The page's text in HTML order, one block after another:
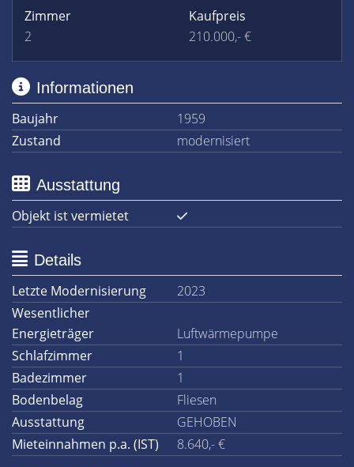
Zimmer
2
Kaufpreis
210.000,- €
Informationen
Baujahr
1959
Zustand
modernisiert
Ausstattung
Objekt ist vermietet
Details
Letzte Modernisierung
2023
Wesentlicher
Energieträger
Luftwärmepumpe
Schlafzimmer
1
Badezimmer
1
Bodenbelag
Fliesen
Ausstattung
GEHOBEN
Mieteinnahmen p.a. (IST)
8.640,- €